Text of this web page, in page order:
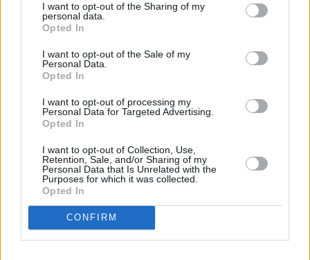
I want to opt-out of the Sharing of my
personal data.
Opted In
I want to opt-out of the Sale of my
Personal Data.
Opted In
I want to opt-out of processing my
Personal Data for Targeted Advertising.
Opted In
I want to opt-out of Collection, Use,
Retention, Sale, and/or Sharing of my
Personal Data that Is Unrelated with the
Purposes for which it was collected.
Opted In
CONFIRM
Πριν 8 ημέρες
ομάδα του «Πολίτη»